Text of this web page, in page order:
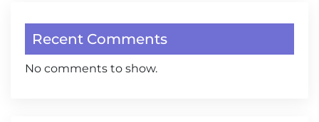
Recent Comments
No comments to show.